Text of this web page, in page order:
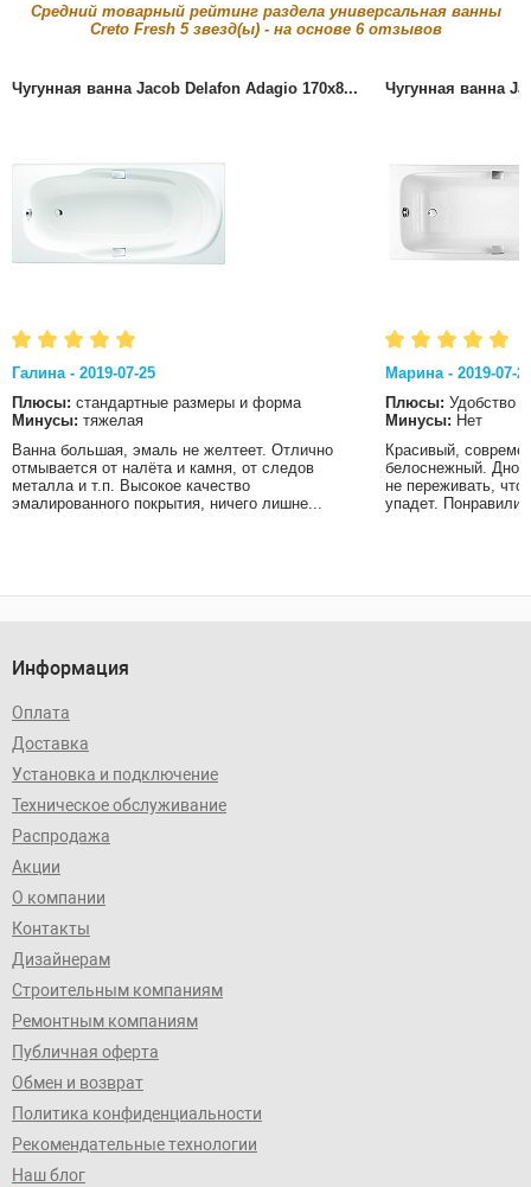
Cредний товарный рейтинг раздела универсальная ванны
Creto Fresh 5звезд(ы) - на основе 6отзывов
Чугунная ванна Jacob Delafon Adagio 170x8...
Галина - 2019-07-25
Плюсы: стандартные размеры и форма
Минусы: тяжелая
Ванна большая, эмаль не желтеет. Отлично
отмывается от налёта и камня, от следов
металла и т.п. Высокое качество
эмалированного покрытия, ничего лишне...
Чугунная ванна
Марина - 2019-07-
Плюсы: Удобство
Минусы: Нет
Красивый,
белоснежный. Дно
не переживать, что
упадет.
Информация
Оплата
Доставка
Установка и подключение
Техническое обслуживание
Распродажа
Акции
О компании
Контакты
Дизайнерам
Строительным компаниям
Ремонтным компаниям
Публичная оферта
Обмен и возврат
Политика конфиденциальности
Рекомендательные технологии
Наш блог